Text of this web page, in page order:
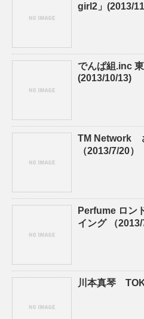
girl2」(2013/
でんぱ組.inc
(2013/10/13)
TM Network
（2013/7/20）
Perfume ロン
イング （2013/
川本真琴